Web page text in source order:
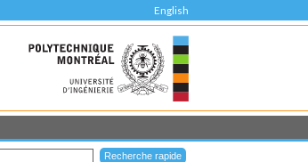
English